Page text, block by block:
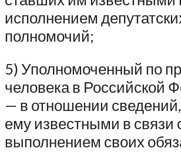
исполнением
полномочий;
5) Уполномоченный по
человека в Российской
— в отношении
ему известными в связи
выполнением своих